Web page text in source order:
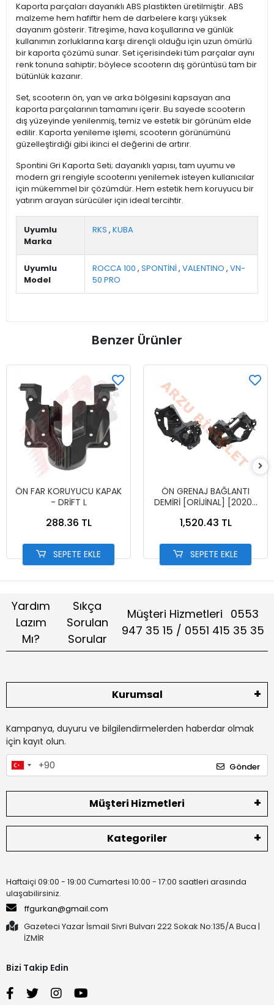
Kaporta parçaları dayanıklı ABS plastikten üretilmiştir. ABS
malzeme hem hafiftir hem de darbelere karşı yüksek
dayanım gösterir. Titreşime, hava koşullarına ve günlük
kullanımın zorluklarına karşı dirençli olduğu için uzun ömürlü
bir kaporta çözümü sunar. Set içerisindeki tüm parçalar aynı
renk tonuna sahiptir; böylece scooterın dış görüntüsü tam bir
bütünlük kazanır.
Set, scooterın ön, yan ve arka bölgesini kapsayan ana
kaporta parçalarının tamamını içerir. Bu sayede scooterın
dış yüzeyinde yenilenmiş, temiz ve estetik bir görünüm elde
edilir. Kaporta yenileme işlemi, scooterın görünümünü
güzelleştirdiği gibi ikinci el değerini de artırır.
Spontini Gri Kaporta Seti; dayanıklı yapısı, tam uyumu ve
modern gri rengiyle scooterını yenilemek isteyen kullanıcılar
için mükemmel bir çözümdür. Hem estetik hem koruyucu bir
yatırım arayan sürücüler için ideal tercihtir.
Uyumlu
Marka
RKS , KUBA
Uyumlu
Model
ROCCA 100 , SPONTİNİ, VALENTINO , VN-
50 PRO
Benzer Ürünler
ÖN FAR KORUYUCU KAPAK
- DRİFT L
288.36 TL
SEPETE EKLE
ÖN GRENAJ BAĞLANTI
DEMİRİ [ORİJİNAL] [2020-
1,520.43 TL
SEPETE EKLE
Yardım
Lazım
Mı?
Sıkça
Sorulan
Sorular
Müşteri Hizmetleri 0553
947 35 15 / 0551 415 35 35
Kurumsal
Kampanya, duyuru ve bilgilendirmelerden haberdar olmak
için kayıt olun.
Gönder
Müşteri Hizmetleri
Kategoriler
Haftaiçi 09:00 - 19:00 Cumartesi 10:00 - 17:00 saatleri arasında
ulaşabilirsiniz.
ffgurkan@gmail.com
Gazeteci Yazar İsmail Sivri Bulvarı 222 Sokak No:135/A Buca |
İZMİR
Bizi Takip Edin